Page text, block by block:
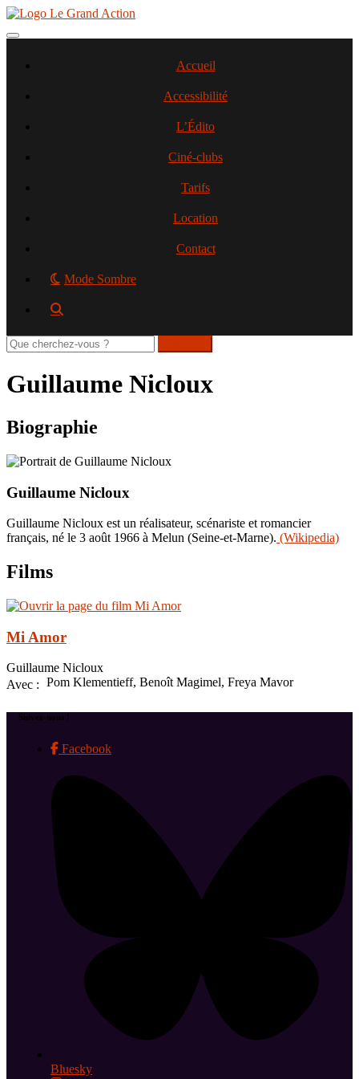
Aller
contenu
Toggle navigation
Accueil
Accessibilité
L’Édito
Ciné-clubs
Tarifs
Location
Contact
Mode Sombre
Rechercher
sur
site
Guillaume Nicloux
Biographie
Guillaume Nicloux
Guillaume Nicloux est un réalisateur, scénariste et romancier
français, né le 3 août 1966 à Melun (Seine-et-Marne). (Wikipedia)
Films
Mi Amor
Guillaume Nicloux
Avec : Pom Klementieff, Benoît Magimel, Freya Mavor
Suivez-nous !
Facebook
Bluesky